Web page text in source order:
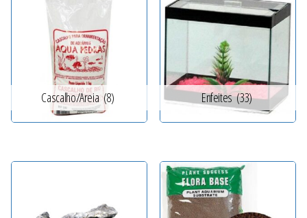
Cascalho/Areia(8) Enfeites(33)